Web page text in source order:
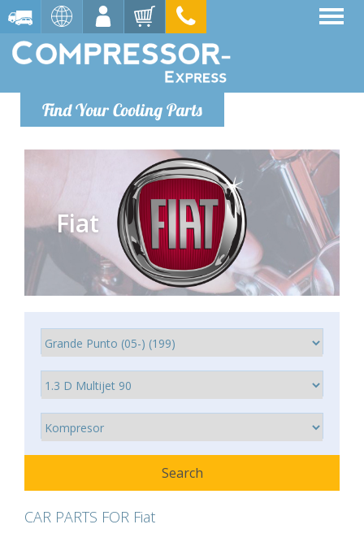
Find Your Cooling Parts
Fiat
CAR PARTS FOR Fiat